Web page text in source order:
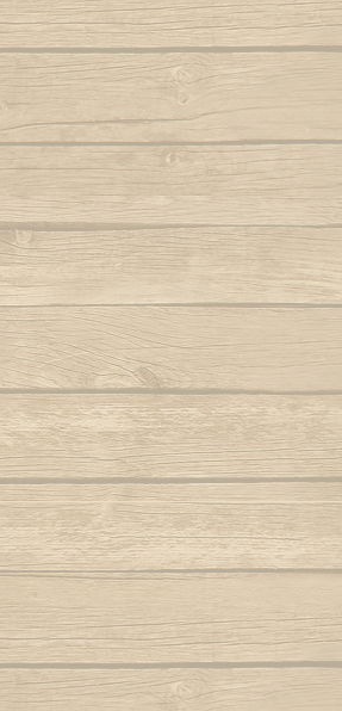
pau, e pau
chamou você
Morcego (Capoeira
de Bimba
Mestre Elias
falou
(Capoeira Nagô)
se benzer
Voz (Abada)
tocou
de laranjeira
Pretinho (Abada)
no mar)
de ioiô
bela é você
Torneiro Cantando
da Africa
O
Autor :
Oi sim sim
Ola ola
Autor :
Autor :
Autor : Mestre
Pra jogar
Música:
Je laisse mon corps
Refrain
Elle est mon étoile
C'est elle qui vient
Je prie Dieu et je le
De l'avoir découverte
Refrain
Elle est ma vie
C'est elle qui me
Elle est mon énergie
Et pour cela je
Refrain
J'ai commencé par
J'ai commencé sans
Mais depuis la
A conquit mon coeur
Refrain
J'ai choisi la capoeira
Parce qu'elle m'a
Je l'ai regardé, elle a
Et c'est là qu'elle m'a